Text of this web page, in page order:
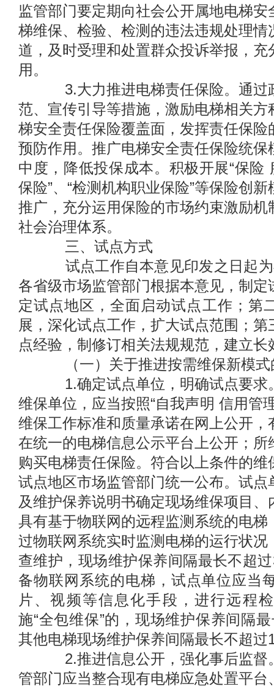
监管部门要定期向社会公开属地电梯安
梯维保、检验、检测的违法违规处理情
道，及时受理和处置群众投诉举报，充
用。
3.大力推进电梯责任保险。通过
范、宣传引导等措施，激励电梯相关方
梯安全责任保险覆盖面，发挥责任保险
预防作用。推广电梯安全责任保险统保
中度，降低投保成本。积极开展“保险
保险”、“检测机构职业保险”等保险创
推广，充分运用保险的市场约束激励机
社会治理体系。
三、试点方式
试点工作自本意见印发之日起为
各省级市场监管部门根据本意见，制定
定试点地区，全面启动试点工作；第
展，深化试点工作，扩大试点范围；
点经验，制修订相关法规规范，建立长
（一）关于推进按需维保新模式
1.确定试点单位，明确试点要求
维保单位，应当按照“自我声明 信用管
维保工作标准和质量承诺在网上公开，
在统一的电梯信息公示平台上公开；所
购买电梯责任保险。符合以上条件的维
试点地区市场监管部门统一公布。试点
及维护保养说明书确定现场维保项目、
具有基于物联网的远程监测系统的电梯
过物联网系统实时监测电梯的运行状况
查维护，现场维护保养间隔最长不超
备物联网系统的电梯，试点单位应当
片、视频等信息化手段，进行远程
施“全包维保”的，现场维护保养间隔
其他电梯现场维护保养间隔最长不超过
2.推进信息公开，强化事后监督
管部门应当整合现有电梯应急处置平台